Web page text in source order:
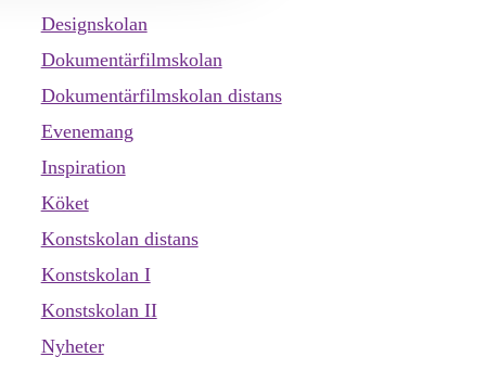
Designskolan
Dokumentärfilmskolan
Dokumentärfilmskolan distans
Evenemang
Inspiration
Köket
Konstskolan distans
Konstskolan I
Konstskolan II
Nyheter